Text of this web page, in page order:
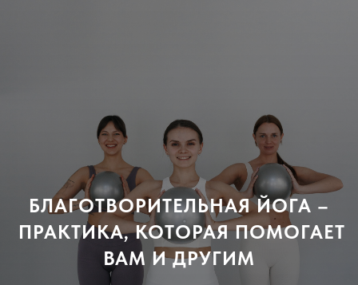
БЛАГОТВОРИТЕЛЬНАЯ ЙОГА –
ПРАКТИКА, КОТОРАЯ ПОМОГАЕТ
ВАМ И ДРУГИМ